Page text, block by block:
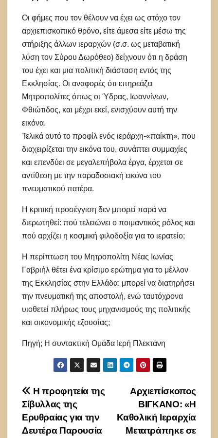
Οι φήμες που τον θέλουν να έχει ως στόχο τον
αρχιεπισκοπικό θρόνο, είτε άμεσα είτε μέσω της
στήριξης άλλων ιεραρχών (σ.σ. ως μεταβατική
λύση τον Σύρου Δωρόθεο) δείχνουν ότι η δράση
του έχει και μια πολιτική διάσταση εντός της
Εκκλησίας. Οι αναφορές ότι επηρεάζει
Μητροπολίτες όπως οι Ύδρας, Ιωαννίνων,
Φθιώτιδος, και μέχρι εκεί, ενισχύουν αυτή την
εικόνα.
Τελικά αυτό το προφίλ ενός ιεράρχη-«παίκτη», που
διαχειρίζεται την εικόνα του, συνάπτει συμμαχίες
και επενδύει σε μεγαλεπήβολα έργα, έρχεται σε
αντίθεση με την παραδοσιακή εικόνα του
πνευματικού πατέρα.
Η κριτική προσέγγιση δεν μπορεί παρά να
διερωτηθεί: πού τελειώνει ο ποιμαντικός ρόλος και
πού αρχίζει η κοσμική φιλοδοξία για το ιερατείο;
Η περίπτωση του Μητροπολίτη Νέας Ιωνίας
Γαβριήλ θέτει ένα κρίσιμο ερώτημα για το μέλλον
της Εκκλησίας στην Ελλάδα: μπορεί να διατηρήσει
την πνευματική της αποστολή, ενώ ταυτόχρονα
υιοθετεί πλήρως τους μηχανισμούς της πολιτικής
και οικονομικής εξουσίας;
Πηγή; Η συντακτική Ομάδα Ιερή Πλεκτάνη
Πλοήγηση
άρθρων
Αρχιεπίσκοπος
ΒΙΓΚΑΝΟ: «Η
Καθολική Ιεραρχία
Μετατράπηκε σε
Η προφητεία της
Σίβυλλας της
Ερυθραίας για την
Δευτέρα Παρουσία